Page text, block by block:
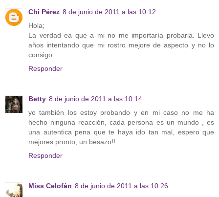
Chi Pérez 8 de junio de 2011 a las 10:12
Hola;
La verdad ea que a mi no me importaría probarla. Llevo
años intentando que mi rostro mejore de aspecto y no lo
consigo.
Responder
Betty 8 de junio de 2011 a las 10:14
yo también los estoy probando y en mi caso no me ha
hecho ninguna reacción, cada persona es un mundo , es
una autentica pena que te haya ido tan mal, espero que
mejores pronto, un besazo!!
Responder
Miss Celofán 8 de junio de 2011 a las 10:26